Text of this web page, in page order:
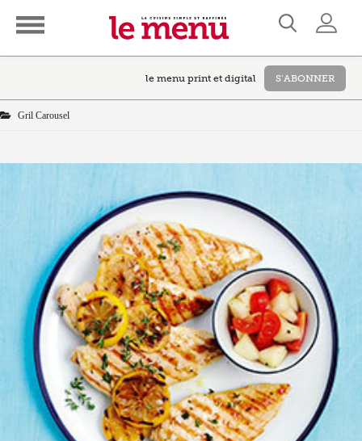
le menu print et digital S’ABONNER
Gril Carousel